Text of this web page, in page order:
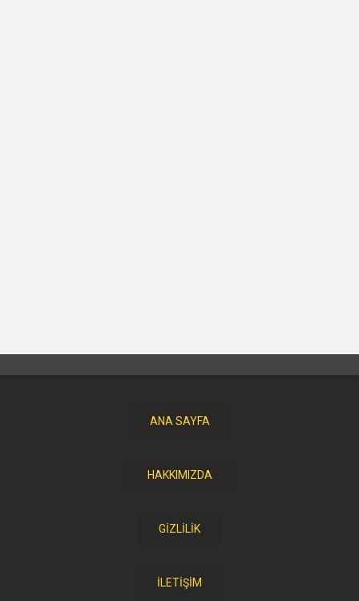
ANA SAYFA
HAKKIMIZDA
GİZLİLİK
İLETİŞİM